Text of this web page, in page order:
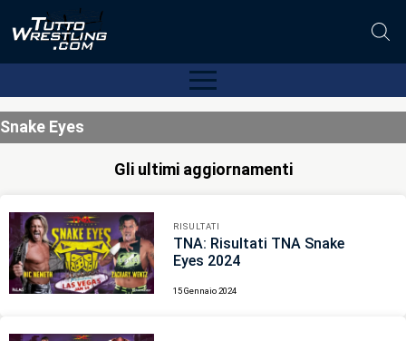
Snake Eyes
Gli ultimi aggiornamenti
RISULTATI
TNA: Risultati TNA Snake
Eyes 2024
15 Gennaio 2024